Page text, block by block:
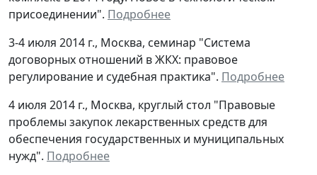
присоединении". Подробнее
3-4 июля 2014 г., Москва, семинар "Система
договорных отношений в ЖКХ: правовое
регулирование и судебная практика". Подробнее
4 июля 2014 г., Москва, круглый стол "Правовые
проблемы закупок лекарственных средств для
обеспечения государственных и муниципальных
нужд". Подробнее